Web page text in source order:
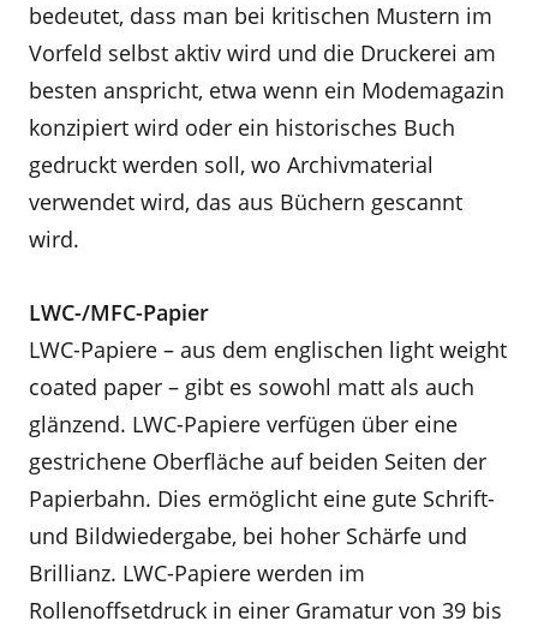
bedeutet, dass man bei kritischen Mustern im
Vorfeld selbst aktiv wird und die Druckerei am
besten anspricht, etwa wenn ein Modemagazin
konzipiert wird oder ein historisches Buch
gedruckt werden soll, wo Archivmaterial
verwendet wird, das aus Büchern gescannt
wird.
LWC-/MFC-Papier
LWC-Papiere – aus dem englischen light weight
coated paper – gibt es sowohl matt als auch
glänzend. LWC-Papiere verfügen über eine
gestrichene Oberfläche auf beiden Seiten der
Papierbahn. Dies ermöglicht eine gute Schrift-
und Bildwiedergabe, bei hoher Schärfe und
Brillianz. LWC-Papiere werden im
Rollenoffsetdruck in einer Gramatur von 39 bis